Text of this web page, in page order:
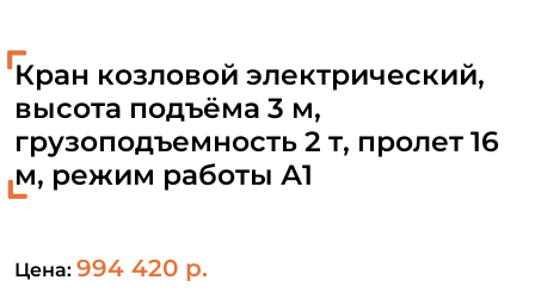
Кран козловой электрический,
высота подъёма 3 м,
грузоподъемность 2 т, пролет 16
м, режим работы А1
Цена: 994 420 р.